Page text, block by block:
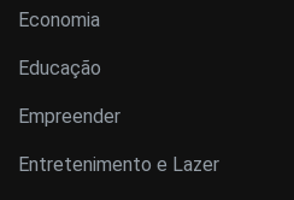
Economia
Educação
Empreender
Entretenimento e Lazer